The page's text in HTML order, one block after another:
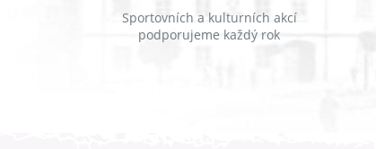
Sportovních a kulturních akcí
podporujeme každý rok